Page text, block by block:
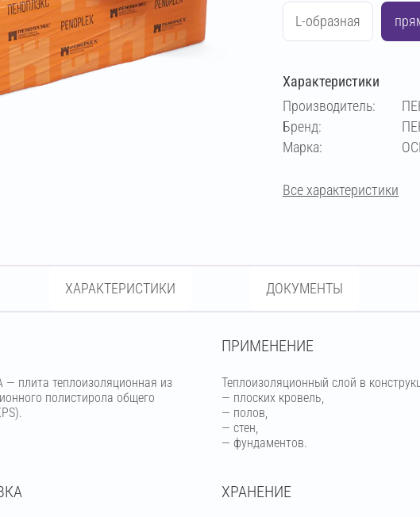
L-образная
Характеристики
Производитель:
Бренд:
Марка:
Все характеристики
ХАРАКТЕРИСТИКИ ДОКУМЕНТЫ
плита теплоизоляционная из
полистирола общего
ПРИМЕНЕНИЕ
Теплоизоляционный слой в
— плоских кровель,
— полов,
— стен,
— фундаментов.
ХРАНЕНИЕ